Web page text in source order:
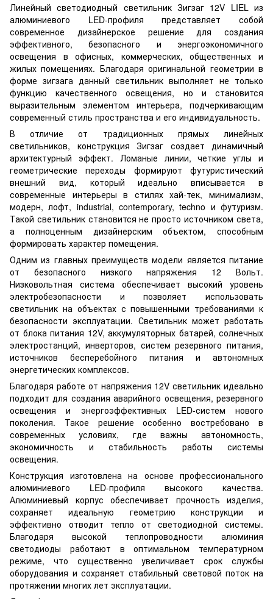
Линейный светодиодный светильник Зигзаг 12V LIEL из
алюминиевого LED-профиля представляет собой
современное дизайнерское решение для создания
эффективного, безопасного и энергоэкономичного
освещения в офисных, коммерческих, общественных и
жилых помещениях. Благодаря оригинальной геометрии в
форме зигзага данный светильник выполняет не только
функцию качественного освещения, но и становится
выразительным элементом интерьера, подчеркивающим
современный стиль пространства и его индивидуальность.
В отличие от традиционных прямых линейных
светильников, конструкция Зигзаг создает динамичный
архитектурный эффект. Ломаные линии, четкие углы и
геометрические переходы формируют футуристический
внешний вид, который идеально вписывается в
современные интерьеры в стилях хай-тек, минимализм,
модерн, лофт, industrial, contemporary, techno и футуризм.
Такой светильник становится не просто источником света,
а полноценным дизайнерским объектом, способным
формировать характер помещения.
Одним из главных преимуществ модели является питание
от безопасного низкого напряжения 12 Вольт.
Низковольтная система обеспечивает высокий уровень
электробезопасности и позволяет использовать
светильник на объектах с повышенными требованиями к
безопасности эксплуатации. Светильник может работать
от блока питания 12V, аккумуляторных батарей, солнечных
электростанций, инверторов, систем резервного питания,
источников бесперебойного питания и автономных
энергетических комплексов.
Благодаря работе от напряжения 12V светильник идеально
подходит для создания аварийного освещения, резервного
освещения и энергоэффективных LED-систем нового
поколения. Такое решение особенно востребовано в
современных условиях, где важны автономность,
экономичность и стабильность работы системы
освещения.
Конструкция изготовлена на основе профессионального
алюминиевого LED-профиля высокого качества.
Алюминиевый корпус обеспечивает прочность изделия,
сохраняет идеальную геометрию конструкции и
эффективно отводит тепло от светодиодной системы.
Благодаря высокой теплопроводности алюминия
светодиоды работают в оптимальном температурном
режиме, что существенно увеличивает срок службы
оборудования и сохраняет стабильный световой поток на
протяжении многих лет эксплуатации.